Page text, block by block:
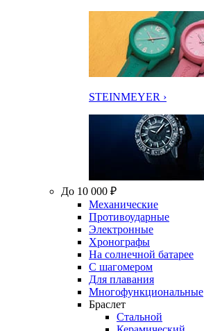
STEINMEYER ›
До 10 000 ₽
Механические
Противоударные
Электронные
Хронографы
На солнечной батарее
С шагомером
Для плавания
Многофункциональные
Браслет
Стальной